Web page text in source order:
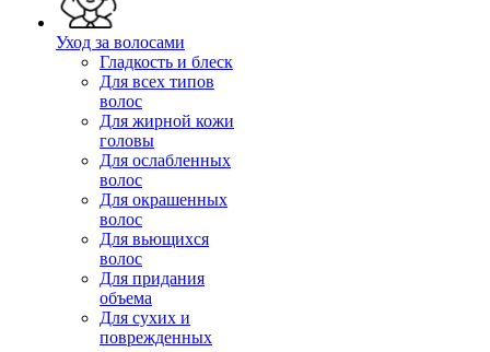
Уход за волосами
Гладкость и блеск
Для всех типов
волос
Для жирной кожи
головы
Для ослабленных
волос
Для окрашенных
волос
Для вьющихся
волос
Для придания
объема
Для сухих и
поврежденных